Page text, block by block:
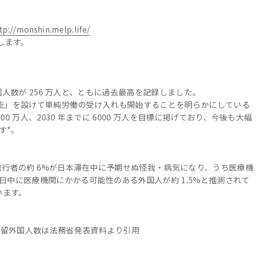
monshin.melp.life/
す。
数が 256 万人と、ともに過去最高を記録しました。
を設けて単純労働の受け入れも開始することを明らかにしている
万人、2030 年までに 6000 万人を目標に掲げており、今後も大幅
*。
者の約 6%が日本滞在中に予期せぬ怪我・病気になり、うち医療機
中に医療機関にかかる可能性のある外国人が約 1.5%と推測されて
す。
外国人数は法務省発表資料より引用